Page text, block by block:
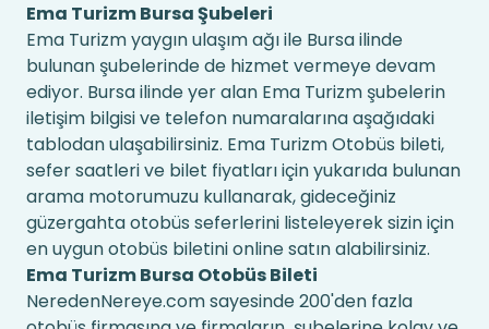
Ema Turizm Bursa Şubeleri
Ema Turizm yaygın ulaşım ağı ile Bursa ilinde
bulunan şubelerinde de hizmet vermeye devam
ediyor. Bursa ilinde yer alan Ema Turizm şubelerin
iletişim bilgisi ve telefon numaralarına aşağıdaki
tablodan ulaşabilirsiniz. Ema Turizm Otobüs bileti,
sefer saatleri ve bilet fiyatları için yukarıda bulunan
arama motorumuzu kullanarak, gideceğiniz
güzergahta otobüs seferlerini listeleyerek sizin için
en uygun otobüs biletini online satın alabilirsiniz.
Ema Turizm Bursa Otobüs Bileti
NeredenNereye.com sayesinde 200'den fazla